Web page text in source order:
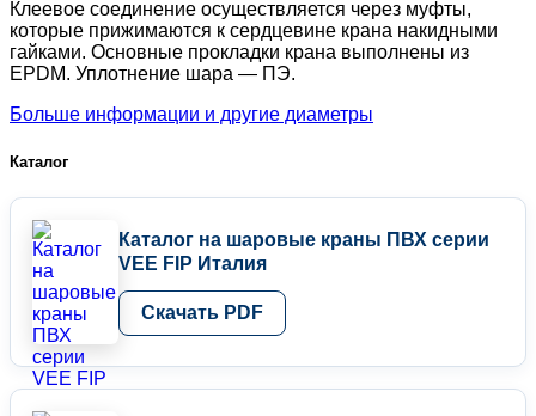
Клеевое соединение осуществляется через муфты,
которые прижимаются к сердцевине крана накидными
гайками. Основные прокладки крана выполнены из
EPDM. Уплотнение шара — ПЭ.
Больше информации и другие диаметры
Каталог
Каталог на шаровые краны ПВХ серии
VEE FIP Италия
Скачать PDF